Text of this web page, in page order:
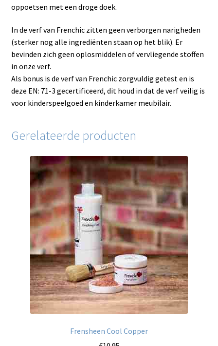
oppoetsen met een droge doek.
In de verf van Frenchic zitten geen verborgen narigheden
(sterker nog alle ingrediënten staan op het blik). Er
bevinden zich geen oplosmiddelen of vervliegende stoffen
in onze verf.
Als bonus is de verf van Frenchic zorgvuldig getest en is
deze EN: 71-3 gecertificeerd, dit houd in dat de verf veilig is
voor kinderspeelgoed en kinderkamer meubilair.
Gerelateerde producten
Frensheen Cool Copper